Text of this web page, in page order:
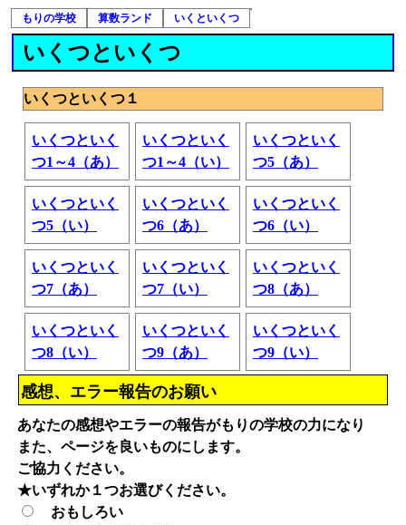
もりの学校 算数ランド いくといくつ
いくつといくつ
いくつといくつ１
いくつといく
つ1～4（あ）
いくつといく
つ1～4（い）
いくつといく
つ5（あ）
いくつといく
つ5（い）
いくつといく
つ6（あ）
いくつといく
つ6（い）
いくつといく
つ7（あ）
いくつといく
つ7（い）
いくつといく
つ8（あ）
いくつといく
つ8（い）
いくつといく
つ9（あ）
いくつといく
つ9（い）
感想、エラー報告のお願い
あなたの感想やエラーの報告がもりの学校の力になり
また、ページを良いものにします。
ご協力ください。
★いずれか１つお選びください。
おもしろい